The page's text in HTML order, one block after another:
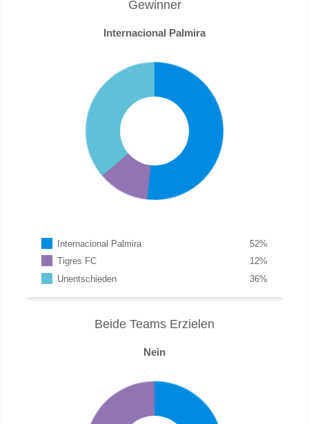
Gewinner
Internacional Palmira
Internacional Palmira %
52
Tigres FC
%
12
Unentschieden
%
36
Beide Teams Erzielen
Nein